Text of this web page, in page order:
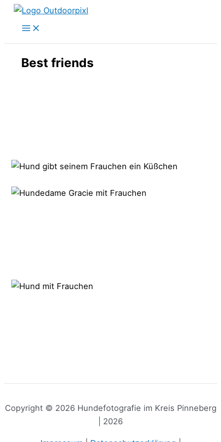
Zum
Inhalt
Best friends
Copyright © 2026 Hundefotografie im Kreis Pinneberg
| 2026